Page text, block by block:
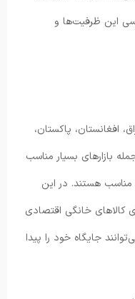
این ظرفیت‌ها و
افغانستان، پاکستان،
بازارهای بسیار مناسب
هستند. در این
کالاهای خانگی اقتصادی
جایگاه خود را پیدا